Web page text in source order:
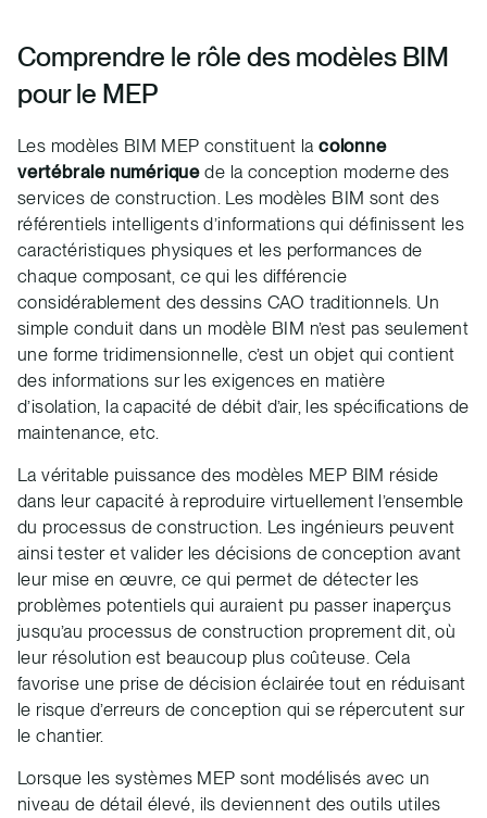
Comprendre le rôle des modèles BIM
pour le MEP
Les modèles BIM MEP constituent la colonne
vertébrale numérique de la conception moderne des
services de construction. Les modèles BIM sont des
référentiels intelligents d’informations qui définissent les
caractéristiques physiques et les performances de
chaque composant, ce qui les différencie
considérablement des dessins CAO traditionnels. Un
simple conduit dans un modèle BIM n’est pas seulement
une forme tridimensionnelle, c’est un objet qui contient
des informations sur les exigences en matière
d’isolation, la capacité de débit d’air, les spécifications de
maintenance, etc.
La véritable puissance des modèles MEP BIM réside
dans leur capacité à reproduire virtuellement l’ensemble
du processus de construction. Les ingénieurs peuvent
ainsi tester et valider les décisions de conception avant
leur mise en œuvre, ce qui permet de détecter les
problèmes potentiels qui auraient pu passer inaperçus
jusqu’au processus de construction proprement dit, où
leur résolution est beaucoup plus coûteuse. Cela
favorise une prise de décision éclairée tout en réduisant
le risque d’erreurs de conception qui se répercutent sur
le chantier.
Lorsque les systèmes MEP sont modélisés avec un
niveau de détail élevé, ils deviennent des outils utiles